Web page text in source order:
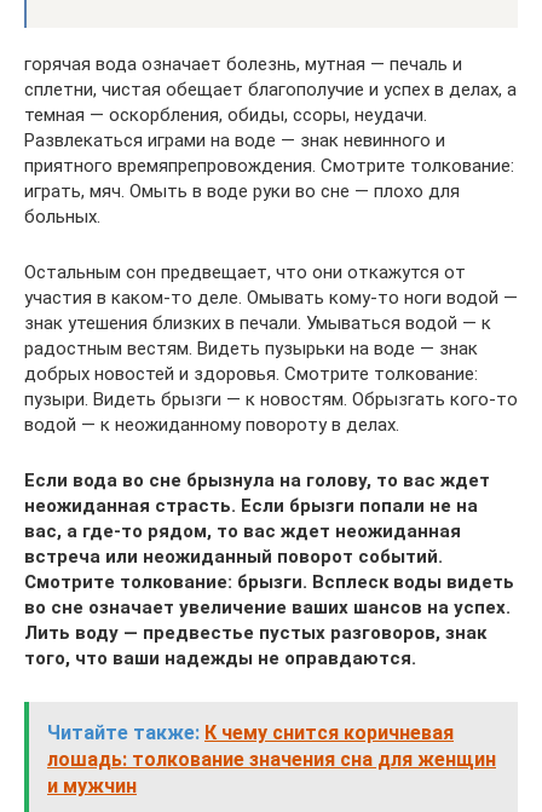
горячая вода означает болезнь, мутная — печаль и
сплетни, чистая обещает благополучие и успех в делах, а
темная — оскорбления, обиды, ссоры, неудачи.
Развлекаться играми на воде — знак невинного и
приятного времяпрепровождения. Смотрите толкование:
играть, мяч. Омыть в воде руки во сне — плохо для
больных.
Остальным сон предвещает, что они откажутся от
участия в каком-то деле. Омывать кому-то ноги водой —
знак утешения близких в печали. Умываться водой — к
радостным вестям. Видеть пузырьки на воде — знак
добрых новостей и здоровья. Смотрите толкование:
пузыри. Видеть брызги — к новостям. Обрызгать кого-то
водой — к неожиданному повороту в делах.
Если вода во сне брызнула на голову, то вас ждет
неожиданная страсть. Если брызги попали не на
вас, а где-то рядом, то вас ждет неожиданная
встреча или неожиданный поворот событий.
Смотрите толкование: брызги. Всплеск воды видеть
во сне означает увеличение ваших шансов на успех.
Лить воду — предвестье пустых разговоров, знак
того, что ваши надежды не оправдаются.
Читайте также: К чему снится коричневая
лошадь: толкование значения сна для женщин
и мужчин